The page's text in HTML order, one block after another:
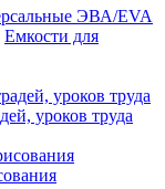
ЭВА/EVA
Емкости для
уроков труда